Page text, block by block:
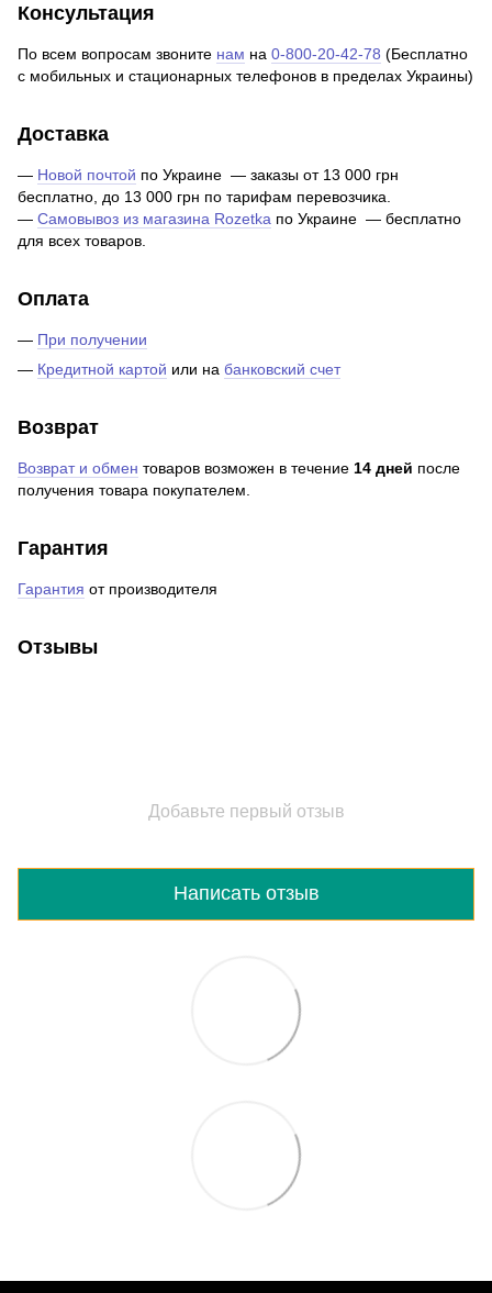
Консультация
По всем вопросам звоните нам на 0-800-20-42-78 (Бесплатно
с мобильных и стационарных телефонов в пределах Украины)
Доставка
— Новой почтой по Украине — заказы от 13 000 грн
бесплатно, до 13 000 грн по тарифам перевозчика.
— Самовывоз из магазина Rozetka по Украине — бесплатно
для всех товаров.
Оплата
— При получении
— Кредитной картой или на банковский счет
Возврат
Возврат и обмен товаров возможен в течение 14 дней после
получения товара покупателем.
Гарантия
Гарантия от производителя
Отзывы
Добавьте первый отзыв
Написать отзыв